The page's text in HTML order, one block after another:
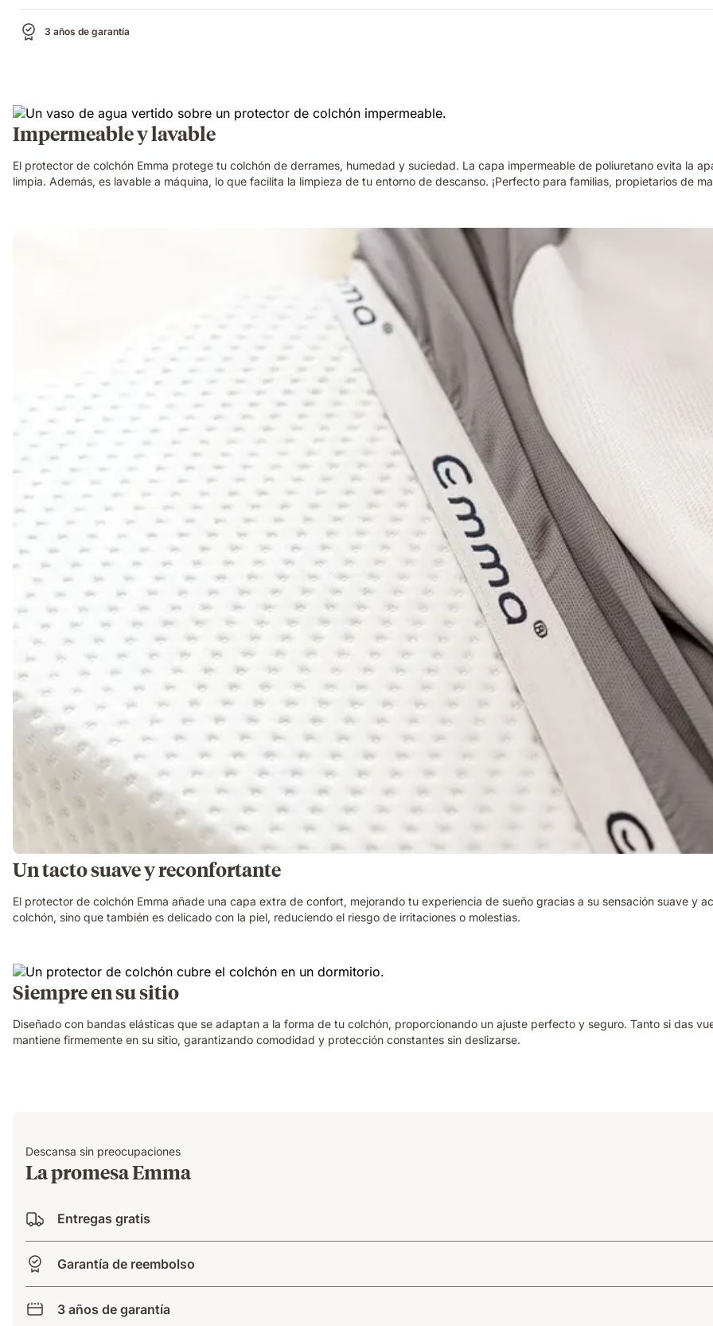
3 años de garantía
Impermeable y lavable
El protector de colchón Emma protege tu colchón de derrames, humedad y suciedad. La capa impermeable de poliuretano evita la
limpia. Además, es lavable a máquina, lo que facilita la limpieza de tu entorno de descanso. ¡Perfecto para familias, propietarios de
Un tacto suave y reconfortante
El protector de colchón Emma añade una capa extra de confort, mejorando tu experiencia de sueño gracias a su sensación suave y
colchón, sino que también es delicado con la piel, reduciendo el riesgo de irritaciones o molestias.
Siempre en su sitio
Diseñado con bandas elásticas que se adaptan a la forma de tu colchón, proporcionando un ajuste perfecto y seguro. Tanto si das
mantiene firmemente en su sitio, garantizando comodidad y protección constantes sin deslizarse.
Descansa sin preocupaciones
La promesa Emma
Entregas gratis
Garantía de reembolso
3 años de garantía